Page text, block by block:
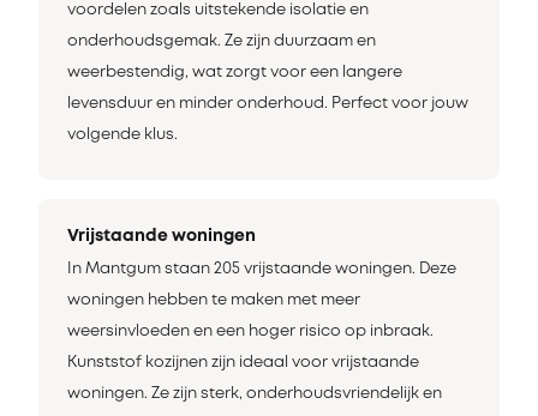
voordelen zoals uitstekende isolatie en
onderhoudsgemak. Ze zijn duurzaam en
weerbestendig, wat zorgt voor een langere
levensduur en minder onderhoud. Perfect voor jouw
volgende klus.
Vrijstaande woningen
In Mantgum staan 205 vrijstaande woningen. Deze
woningen hebben te maken met meer
weersinvloeden en een hoger risico op inbraak.
Kunststof kozijnen zijn ideaal voor vrijstaande
woningen. Ze zijn sterk, onderhoudsvriendelijk en